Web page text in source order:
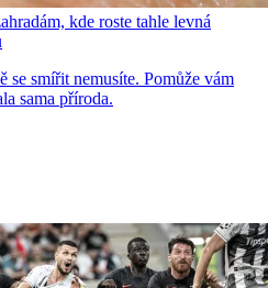
kde roste tahle levná
se smířit nemusíte. Pomůže vám
sama příroda.